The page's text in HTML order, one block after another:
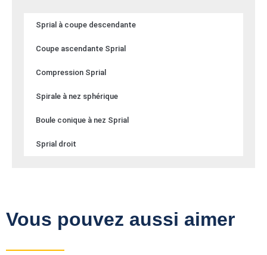
Sprial à coupe descendante
Coupe ascendante Sprial
Compression Sprial
Spirale à nez sphérique
Boule conique à nez Sprial
Sprial droit
Vous pouvez aussi aimer